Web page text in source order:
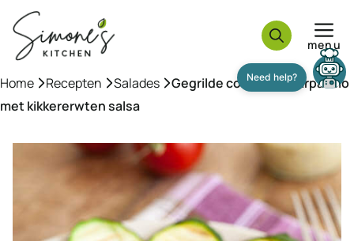
naar
inhoud
menu
Home »Recepten »Salades »Gegrilde courgette carpaccio
met kikkererwten salsa